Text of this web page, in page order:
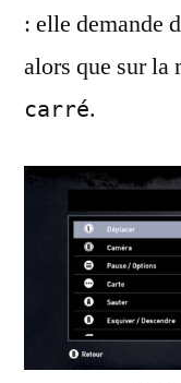
: elle demande
alors que sur la
carré.